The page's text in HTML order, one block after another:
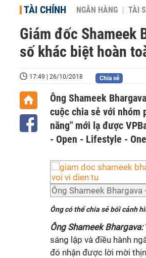
TÀI CHÍNH NGÂN HÀNG TÀI
Giám đốc Shameek
số khác biệt hoàn
17:49 | 26/10/2018 Chia sẻ
Ông Shameek
cuộc chia sẻ với nhóm
năng" mới lạ được
- Open - Lifestyle -
Ông Shameek
Ông có thể chia sẻ bối cảnh
Ông Shameek Bhargava:
sáng lập và điều hành
đó nhận được lời mời